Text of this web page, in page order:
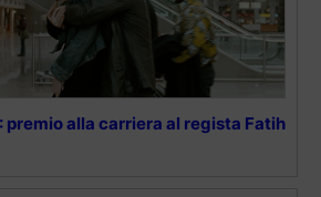
premio alla carriera al regista Fatih